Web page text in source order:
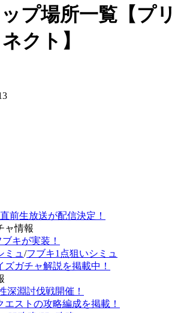
プ場所一覧【プリ
クト】
前生放送が配信決定！
ャ情報
キが実装！
ミュ /フブキ1点狙いシミュ
ズガチャ解説を掲載中！
深淵討伐戦開催！
エストの攻略編成を掲載！